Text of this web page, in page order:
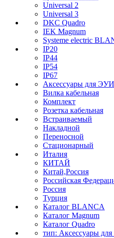
Universal 2
Universal 3
DKC Quadro
IEK Magnum
Systeme electric
IP20
IP44
IP54
IP67
Аксессуары для ЭУИ
Вилка кабельная
Комплект
Розетка кабельная
Встраиваемый
Накладной
Переносной
Стационарный
Италия
КИТАЙ
Китай,Россия
Российская
Россия
Турция
Каталог BLANCA
Каталог Magnum
Каталог Quadro
тип: Аксессуары